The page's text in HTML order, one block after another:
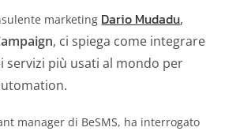
marketing Dario Mudadu,
, ci spiega come integrare
servizi più usati al mondo per
manager di BeSMS, ha interrogato